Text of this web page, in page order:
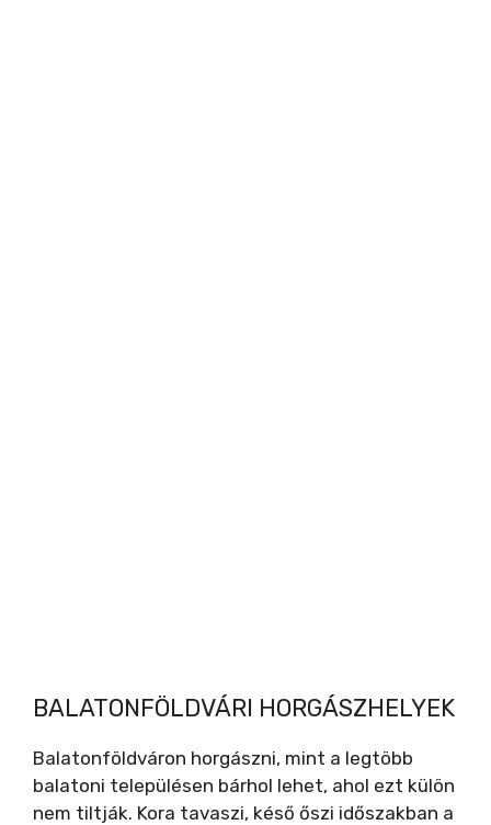
BALATONFÖLDVÁRI HORGÁSZHELYEK
Balatonföldváron horgászni, mint a legtöbb
balatoni településen bárhol lehet, ahol ezt külön
nem tiltják. Kora tavaszi, késő őszi időszakban a